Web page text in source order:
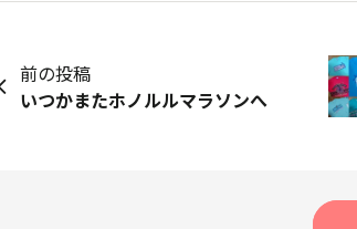
前の投稿
いつかまたホノルルマラソンへ